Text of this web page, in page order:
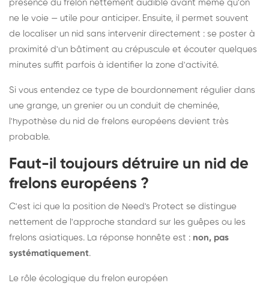
présence du frelon nettement audible avant même qu'on
ne le voie — utile pour anticiper. Ensuite, il permet souvent
de localiser un nid sans intervenir directement : se poster à
proximité d'un bâtiment au crépuscule et écouter quelques
minutes suffit parfois à identifier la zone d'activité.
Si vous entendez ce type de bourdonnement régulier dans
une grange, un grenier ou un conduit de cheminée,
l'hypothèse du nid de frelons européens devient très
probable.
Faut-il toujours détruire un nid de
frelons européens ?
C'est ici que la position de Need's Protect se distingue
nettement de l'approche standard sur les guêpes ou les
frelons asiatiques. La réponse honnête est : non, pas
systématiquement.
Le rôle écologique du frelon européen